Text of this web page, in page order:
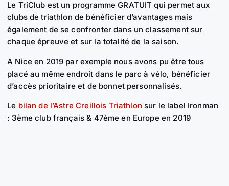
Le TriClub est un programme GRATUIT qui permet aux
clubs de triathlon de bénéficier d’avantages mais
également de se confronter dans un classement sur
chaque épreuve et sur la totalité de la saison.
A Nice en 2019 par exemple nous avons pu être tous
placé au même endroit dans le parc à vélo, bénéficier
d’accès prioritaire et de bonnet personnalisés.
Le bilan de l’Astre Creillois Triathlon sur le label Ironman
: 3ème club français & 47ème en Europe en 2019